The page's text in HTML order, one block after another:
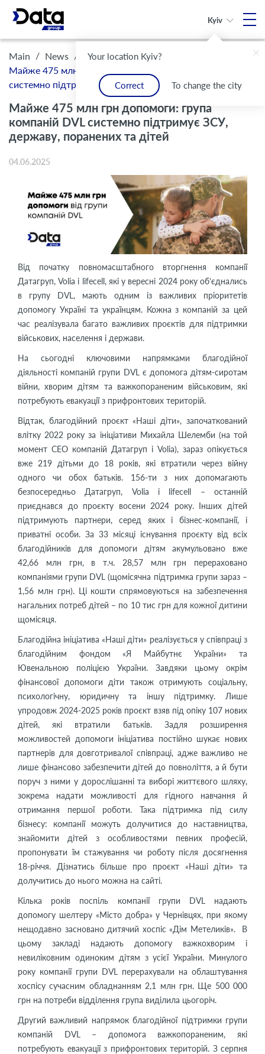
Your location Kyiv?
Correct To change the city
Kyiv
Main / News /
Майже 475 млн грн допомоги: група компаній DVL
системно підтримує ЗСУ, державу, поранених та дітей
Майже 475 млн грн допомоги: група
компаній DVL системно підтримує ЗСУ,
державу, поранених та дітей
04.06.2025
Від початку повномасштабного вторгнення компанії
Датагруп, Volia і lifecell, які у вересні 2024 року об’єднались
в групу DVL, мають одним із важливих пріоритетів
допомогу Україні та українцям. Кожна з компаній за цей
час реалізувала багато важливих проєктів для підтримки
військових, населення і держави.
На сьогодні ключовими напрямками благодійної
діяльності компаній групи DVL є допомога дітям-сиротам
війни, хворим дітям та важкопораненим військовим, які
потребують евакуації з прифронтових територій.
Відтак, благодійний проєкт «Наші діти», започаткований
влітку 2022 року за ініціативи Михайла Шелемби (на той
момент СЕО компаній Датагруп і Volia), зараз опікується
вже 219 дітьми до 18 років, які втратили через війну
одного чи обох батьків. 156-ти з них допомагають
безпосередньо Датагруп, Volia і lifecell – останній
приєднався до проєкту восени 2024 року. Інших дітей
підтримують партнери, серед яких і бізнес-компанії, і
приватні особи. За 33 місяці існування проєкту від всіх
благодійників для допомоги дітям акумульовано вже
42,66 млн грн, в т.ч. 28,57 млн грн перераховано
компаніями групи DVL (щомісячна підтримка групи зараз –
1,56 млн грн). Ці кошти спрямовуються на забезпечення
нагальних потреб дітей – по 10 тис грн для кожної дитини
щомісяця.
Благодійна ініціатива «Наші діти» реалізується у співпраці з
благодійним фондом «Я Майбутнє України» та
Ювенальною поліцією України. Завдяки цьому окрім
фінансової допомоги діти також отримують соціальну,
психологічну, юридичну та іншу підтримку. Лише
упродовж 2024-2025 років проєкт взяв під опіку 107 нових
дітей, які втратили батьків. Задля розширення
можливостей допомоги ініціатива постійно шукає нових
партнерів для довготривалої співпраці, адже важливо не
лише фінансово забезпечити дітей до повноліття, а й бути
поруч з ними у дорослішанні та виборі життєвого шляху,
зокрема надати можливості для гідного навчання й
отримання першої роботи. Така підтримка під силу
бізнесу: компанії можуть долучитися до наставництва,
знайомити дітей з особливостями певних професій,
пропонувати їм стажування чи роботу після досягнення
18-річчя. Дізнатись більше про проєкт «Наші діти» та
долучитись до нього можна на сайті.
Кілька років поспіль компанії групи DVL надають
допомогу шелтеру «Місто добра» у Чернівцях, при якому
нещодавно засновано дитячий хоспіс «Дім Метеликів». В
цьому закладі надають допомогу важкохворим і
невиліковним одиноким дітям з усієї України. Минулого
року компанії групи DVL перерахували на облаштування
хоспісу сучасним обладнанням 2,1 млн грн. Ще 500 000
грн на потреби відділення група виділила цьогоріч.
Другий важливий напрямок благодійної підтримки групи
компаній DVL – допомога важкопораненим, які
потребують евакуації з прифронтових територій. З серпня